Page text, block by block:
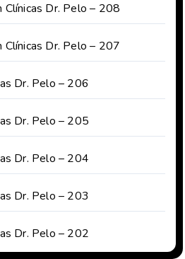
Clínicas Dr. Pelo – 208
Clínicas Dr. Pelo – 207
Dr. Pelo – 206
Dr. Pelo – 205
Dr. Pelo – 204
Dr. Pelo – 203
Dr. Pelo – 202